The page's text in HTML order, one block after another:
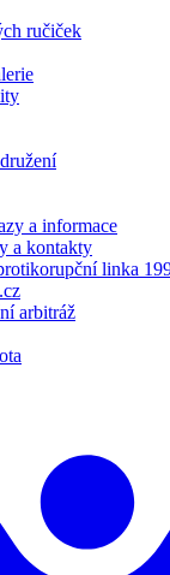
ručiček
a informace
a kontakty
linka
arbitráž